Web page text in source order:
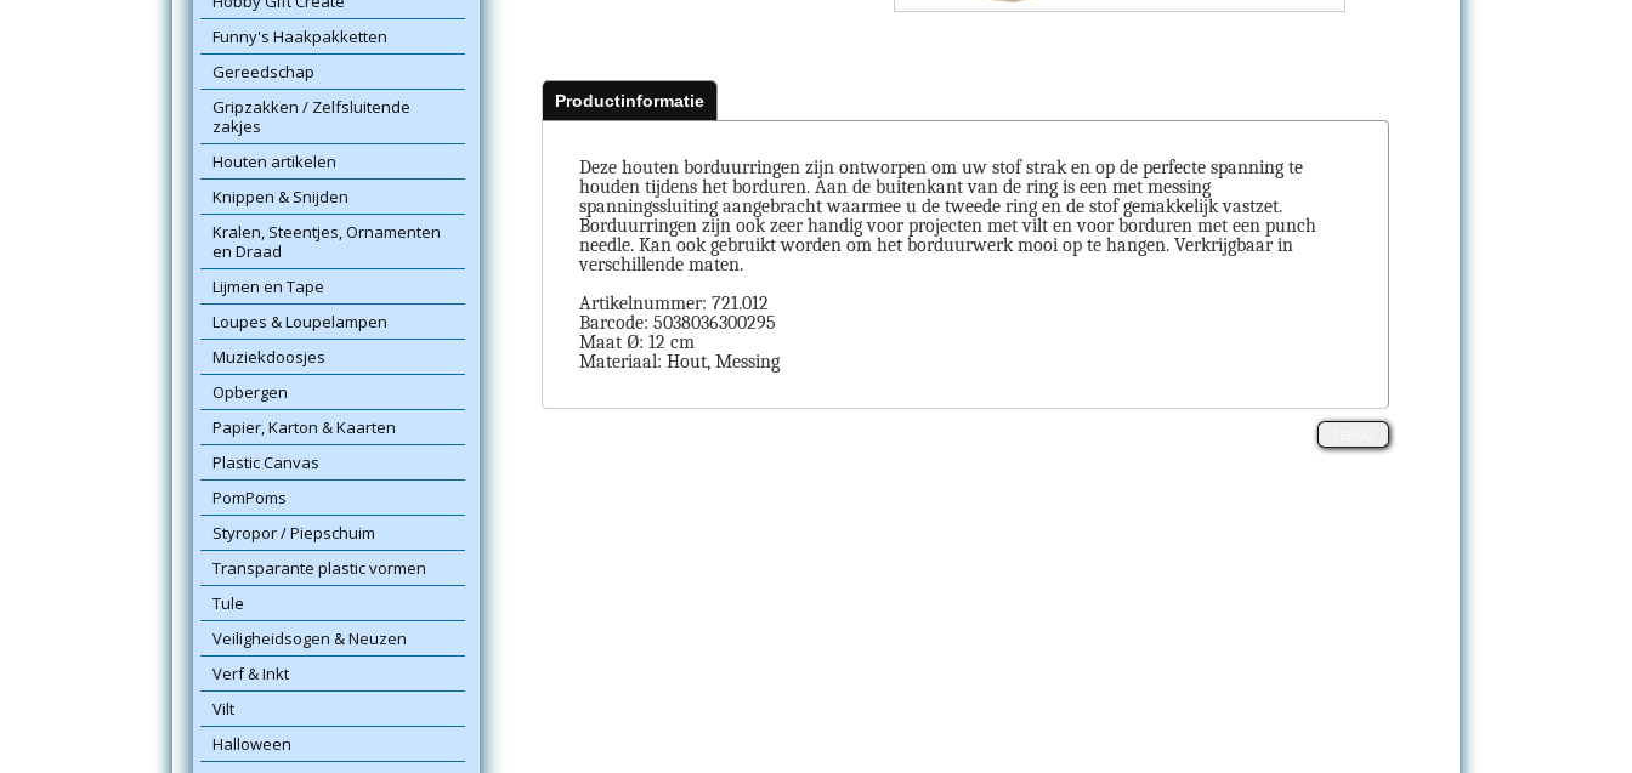
Funny's Haakpakketten
Gereedschap
Gripzakken / Zelfsluitende
zakjes
Houten artikelen
Knippen & Snijden
Kralen, Steentjes, Ornamenten
en Draad
Lijmen en Tape
Loupes & Loupelampen
Muziekdoosjes
Opbergen
Papier, Karton & Kaarten
Plastic Canvas
PomPoms
Styropor / Piepschuim
Transparante plastic vormen
Tule
Veiligheidsogen & Neuzen
Verf & Inkt
Vilt
Halloween
Productinformatie
Deze houten borduurringen zijn ontworpen om uw stof strak en op de perfecte spanning te
houden tijdens het borduren. Aan de buitenkant van de ring is een met messing
spanningssluiting aangebracht waarmee u de tweede ring en de stof gemakkelijk vastzet.
Borduurringen zijn ook zeer handig voor projecten met vilt en voor borduren met een punch
needle. Kan ook gebruikt worden om het borduurwerk mooi op te hangen. Verkrijgbaar in
verschillende maten.
Artikelnummer: 721.012
Barcode: 5038036300295
Maat Ø: 12 cm
Materiaal: Hout, Messing